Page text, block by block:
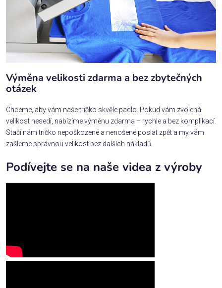
Výměna velikosti zdarma a bez zbytečných
otázek
Chceme, aby vám naše tričko skvěle padlo. Pokud vám zvolená
velikost nesedí, nabízíme výměnu zdarma – rychle a bez komplikací.
Stačí nám tričko nepoškozené a nenošené poslat zpět a my vám
zašleme správnou velikost bez dalších nákladů.
Podívejte se na naše videa z výroby